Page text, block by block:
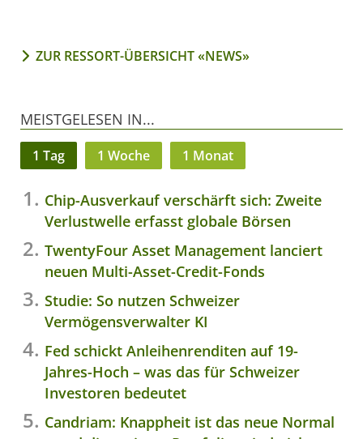
ZUR RESSORT-ÜBERSICHT «NEWS»
MEISTGELESEN IN...
1 Tag 1 Woche 1 Monat
Chip-Ausverkauf verschärft sich: Zweite
Verlustwelle erfasst globale Börsen
TwentyFour Asset Management lanciert
neuen Multi-Asset-Credit-Fonds
Studie: So nutzen Schweizer
Vermögensverwalter KI
Fed schickt Anleihenrenditen auf 19-
Jahres-Hoch – was das für Schweizer
Investoren bedeutet
Candriam: Knappheit ist das neue Normal